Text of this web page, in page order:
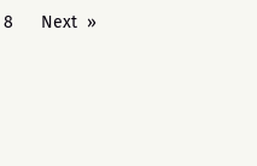
8 Next